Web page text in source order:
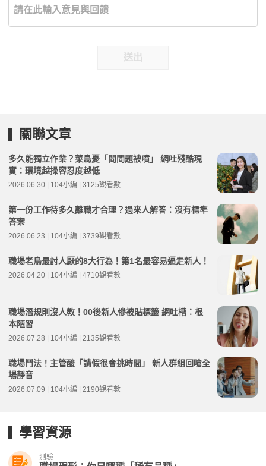
送出
關聯文章
多久能獨立作業？菜鳥憂「問問題被噴」 網吐殘酷現
實：環境越操容忍度越低
2026.06.30 | 104小編 | 3125觀看數
第一份工作待多久離職才合理？過來人解答：沒有標準
答案
2026.06.23 | 104小編 | 3739觀看數
職場老鳥最討人厭的8大行為！第1名最容易逼走新人！
2026.04.20 | 104小編 | 4710觀看數
職場潛規則沒人教！00後新人慘被貼標籤 網吐槽：根
本陋習
2026.07.28 | 104小編 | 2135觀看數
職場鬥法！主管酸「請假很會挑時間」 新人群組回嗆全
場靜音
2026.07.09 | 104小編 | 2190觀看數
學習資源
測驗